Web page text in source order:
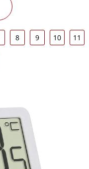
8 9 10 11